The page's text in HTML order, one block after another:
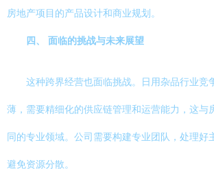
房地产项目的产品设计和商业规划。
四、 面临的挑战与未来展望
这种跨界经营也面临挑战。日用杂品行业竞
薄，需要精细化的供应链管理和运营能力，这与
同的专业领域。公司需要构建专业团队，处理好
避免资源分散。